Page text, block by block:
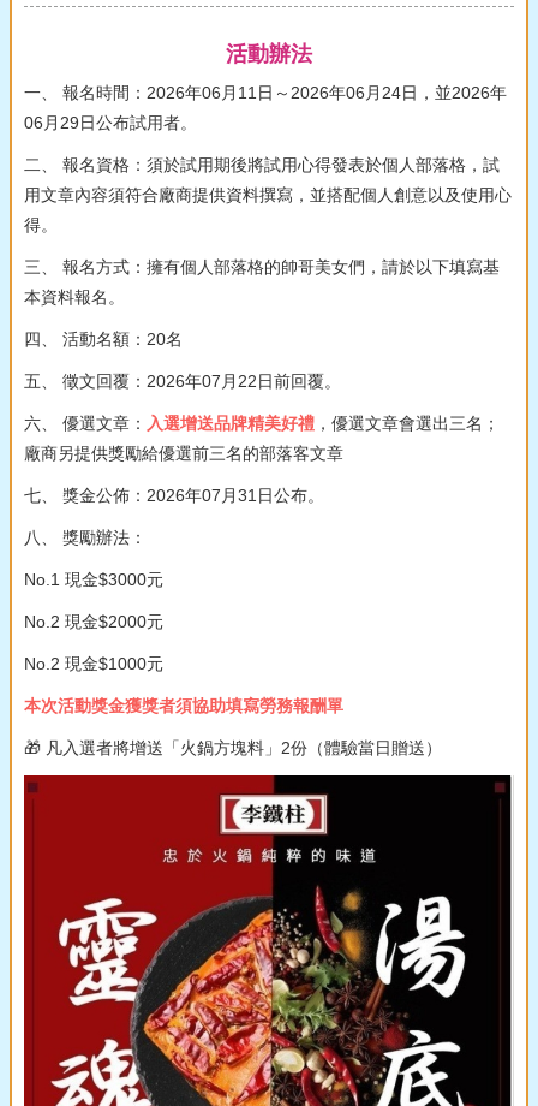
活動辦法
一、 報名時間：2026年06月11日～2026年06月24日，並2026年
06月29日公布試用者。
二、 報名資格：須於試用期後將試用心得發表於個人部落格，試
用文章內容須符合廠商提供資料撰寫，並搭配個人創意以及使用心
得。
三、 報名方式：擁有個人部落格的帥哥美女們，請於以下填寫基
本資料報名。
四、 活動名額：20名
五、 徵文回覆：2026年07月22日前回覆。
六、 優選文章： 入選增送品牌精美好禮 ，優選文章會選出三名；
廠商另提供獎勵給優選前三名的部落客文章
七、 獎金公佈：2026年07月31日公布。
八、 獎勵辦法：
No.1 現金$3000元
No.2 現金$2000元
No.2 現金$1000元
本次活動獎金獲獎者須協助填寫勞務報酬單
🎁 凡入選者將增送「火鍋方塊料」2份（體驗當日贈送）